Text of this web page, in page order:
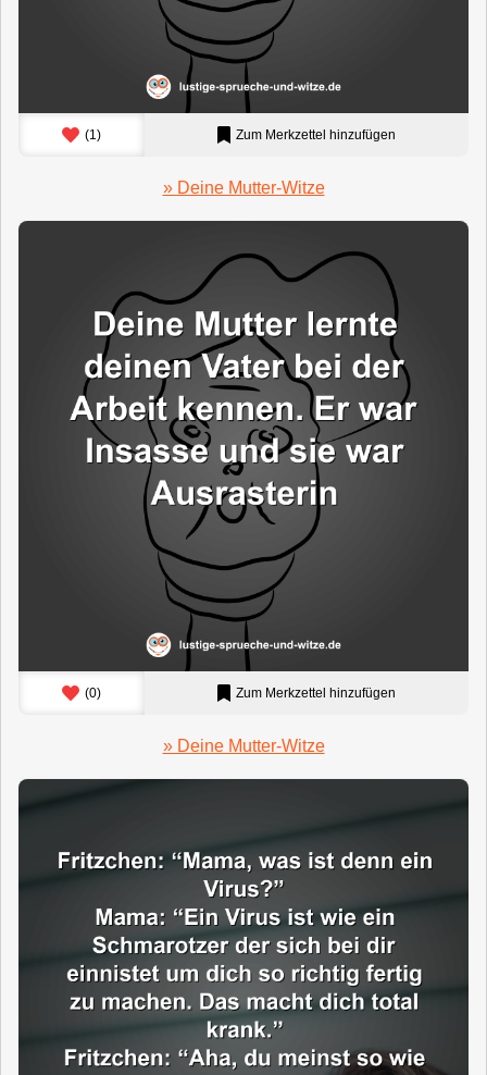
(1) Zum Merkzettel hinzufügen
» Deine Mutter-Witze
(0) Zum Merkzettel hinzufügen
» Deine Mutter-Witze